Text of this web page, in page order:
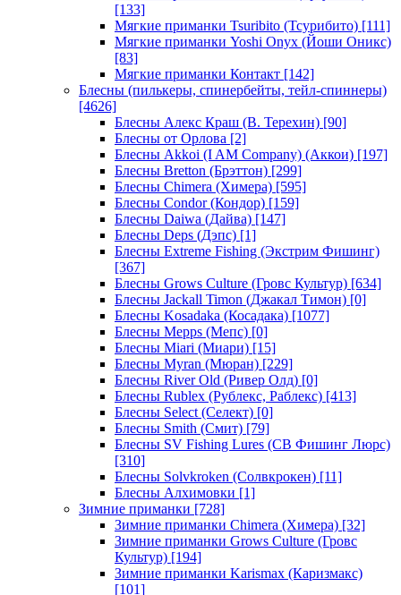
[133]
Мягкие приманки Tsuribito (Тсурибито) [111]
Мягкие приманки Yoshi Onyx (Йоши Оникс)
[83]
Мягкие приманки Контакт [142]
Блесны (пилькеры, спинербейты, тейл-спиннеры)
[4626]
Блесны Алекс Краш (В. Терехин) [90]
Блесны от Орлова [2]
Блесны Akkoi (I AM Company) (Аккои) [197]
Блесны Bretton (Брэттон) [299]
Блесны Chimera (Химера) [595]
Блесны Condor (Кондор) [159]
Блесны Daiwa (Дайва) [147]
Блесны Deps (Дэпс) [1]
Блесны Extreme Fishing (Экстрим Фишинг)
[367]
Блесны Grows Culture (Гровс Культур) [634]
Блесны Jackall Timon (Джакал Тимон) [0]
Блесны Kosadaka (Косадака) [1077]
Блесны Mepps (Мепс) [0]
Блесны Miari (Миари) [15]
Блесны Myran (Мюран) [229]
Блесны River Old (Ривер Олд) [0]
Блесны Rublex (Рублекс, Раблекс) [413]
Блесны Select (Селект) [0]
Блесны Smith (Смит) [79]
Блесны SV Fishing Lures (СВ Фишинг Люрс)
[310]
Блесны Solvkroken (Солвкрокен) [11]
Блесны Алхимовки [1]
Зимние приманки [728]
Зимние приманки Chimera (Химера) [32]
Зимние приманки Grows Culture (Гровс
Культур) [194]
Зимние приманки Karismax (Каризмакс)
[101]